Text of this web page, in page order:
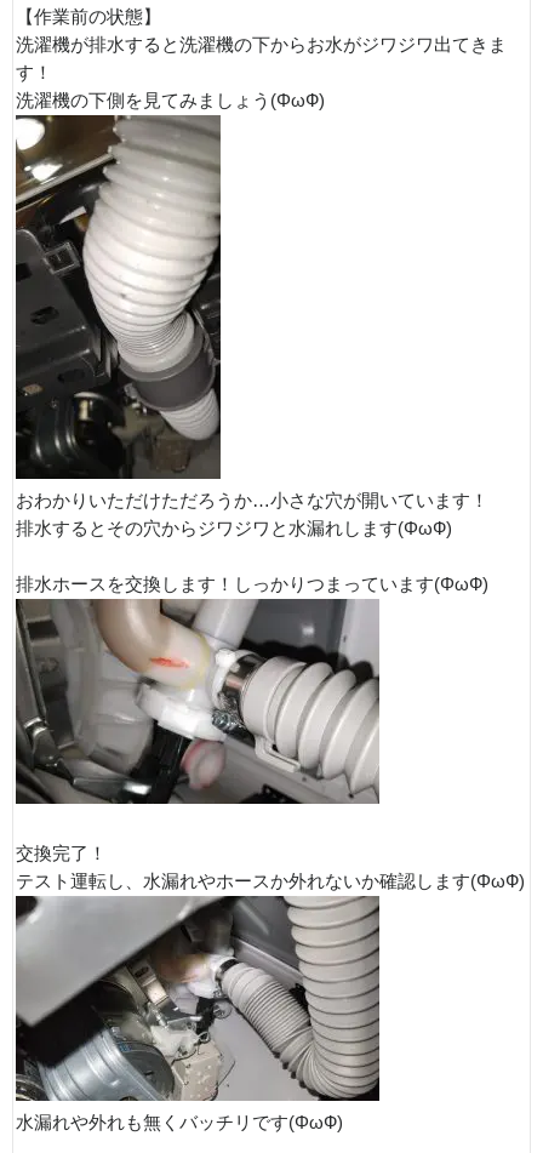
【作業前の状態】
洗濯機が排水すると洗濯機の下からお水がジワジワ出てきま
す！
洗濯機の下側を見てみましょう(ΦωФ)
おわかりいただけただろうか…小さな穴が開いています！
排水するとその穴からジワジワと水漏れします(ΦωФ)
排水ホースを交換します！しっかりつまっています(ΦωФ)
交換完了！
テスト運転し、水漏れやホースか外れないか確認します(ΦωФ)
水漏れや外れも無くバッチリです(ΦωФ)